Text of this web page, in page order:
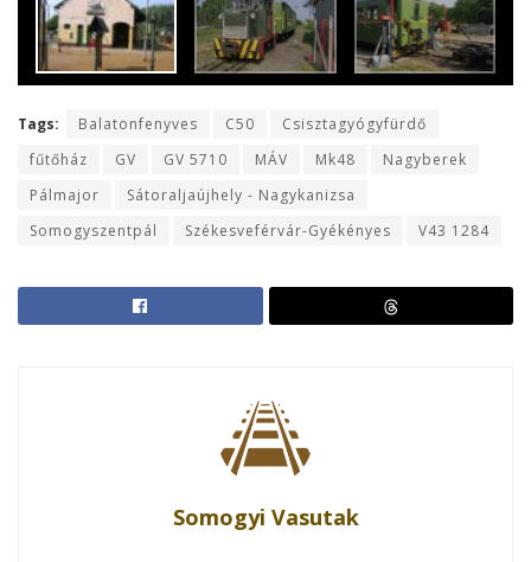
Tags: Balatonfenyves C50
Csisztagyógyfürdő
fűtőház
GV GV 5710 MÁV Mk48
Nagyberek
Pálmajor
Sátoraljaújhely - Nagykanizsa
Somogyszentpál
Székesveférvár-Gyékényes V43 1284
Somogyi Vasutak